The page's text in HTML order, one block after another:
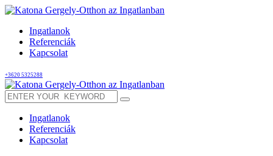
Ingatlanok
Referenciák
Kapcsolat
+3620 5325288
Ingatlanok
Referenciák
Kapcsolat